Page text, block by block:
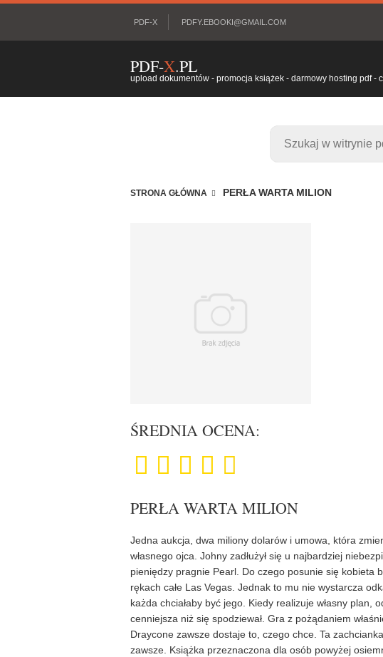
PDF-X PDFY.EBOOKI@GMAIL.COM
PDF-X.PL
upload dokumentów - promocja książek - darmowy hosting pdf -
STRONA GŁÓWNA PERŁA WARTA MILION
ŚREDNIA OCENA:
PERŁA WARTA MILION
Jedna aukcja, dwa miliony dolarów i umowa, która
własnego ojca. Johny zadłużył się u najbardziej
pieniędzy pragnie Pearl. Do czego posunie się kobieta
rękach całe Las Vegas. Jednak to mu nie wystarcza
każda chciałaby być jego. Kiedy realizuje własny plan,
cenniejsza niż się spodziewał. Gra z pożądaniem
Draycone zawsze dostaje to, czego chce. Ta
zawsze. Książka przeznaczona dla osób powyżej